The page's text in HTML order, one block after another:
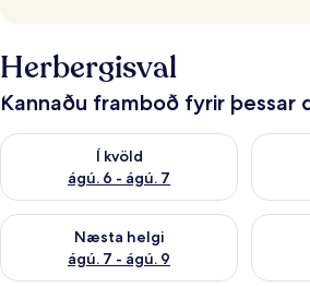
Herbergisval
Kannaðu framboð fyrir þessar
Í kvöld
ágú. 6 - ágú. 7
Athuga framboð í kvöld ágú. 6 - ágú. 7
Næsta helgi
ágú. 7 - ágú. 9
Athuga framboð næstu helgi ágú. 7 -